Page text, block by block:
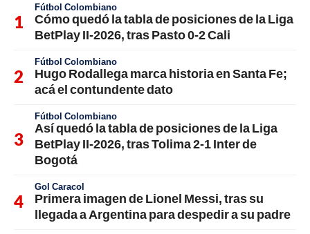
Fútbol Colombiano
Cómo quedó la tabla de posiciones de la Liga
BetPlay II-2026, tras Pasto 0-2 Cali
Fútbol Colombiano
Hugo Rodallega marca historia en Santa Fe;
acá el contundente dato
Fútbol Colombiano
Así quedó la tabla de posiciones de la Liga
BetPlay II-2026, tras Tolima 2-1 Inter de
Bogotá
Gol Caracol
Primera imagen de Lionel Messi, tras su
llegada a Argentina para despedir a su padre